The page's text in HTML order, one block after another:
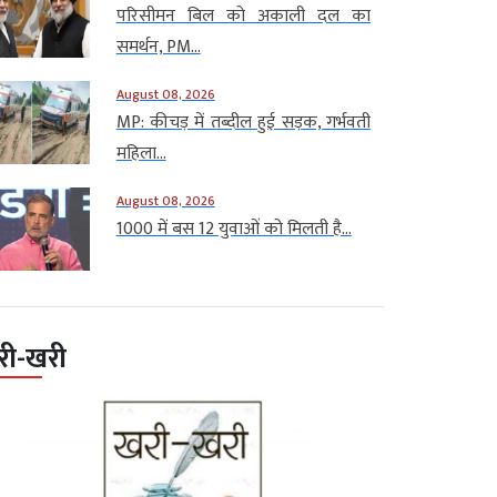
परिसीमन बिल को अकाली दल का
समर्थन, PM...
August 08, 2026
MP: कीचड़ में तब्दील हुई सड़क, गर्भवती
महिला...
August 08, 2026
1000 में बस 12 युवाओं को मिलती है...
खरी